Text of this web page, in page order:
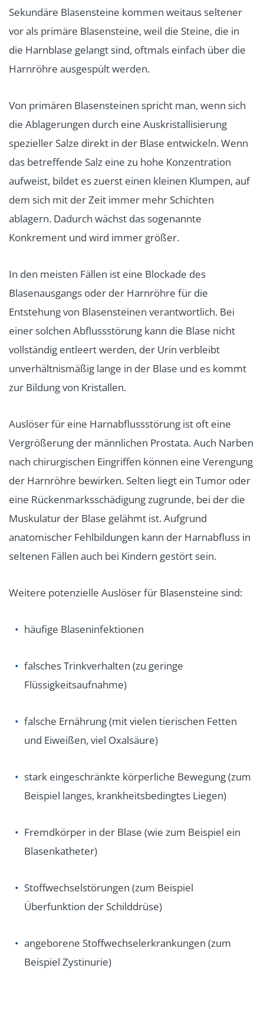
Sekundäre Blasensteine kommen weitaus seltener
vor als primäre Blasensteine, weil die Steine, die in
die Harnblase gelangt sind, oftmals einfach über die
Harnröhre ausgespült werden.
Von primären Blasensteinen spricht man, wenn sich
die Ablagerungen durch eine Auskristallisierung
spezieller Salze direkt in der Blase entwickeln. Wenn
das betreffende Salz eine zu hohe Konzentration
aufweist, bildet es zuerst einen kleinen Klumpen, auf
dem sich mit der Zeit immer mehr Schichten
ablagern. Dadurch wächst das sogenannte
Konkrement und wird immer größer.
In den meisten Fällen ist eine Blockade des
Blasenausgangs oder der Harnröhre für die
Entstehung von Blasensteinen verantwortlich. Bei
einer solchen Abflussstörung kann die Blase nicht
vollständig entleert werden, der Urin verbleibt
unverhältnismäßig lange in der Blase und es kommt
zur Bildung von Kristallen.
Auslöser für eine Harnabflussstörung ist oft eine
Vergrößerung der männlichen Prostata. Auch Narben
nach chirurgischen Eingriffen können eine Verengung
der Harnröhre bewirken. Selten liegt ein Tumor oder
eine Rückenmarksschädigung zugrunde, bei der die
Muskulatur der Blase gelähmt ist. Aufgrund
anatomischer Fehlbildungen kann der Harnabfluss in
seltenen Fällen auch bei Kindern gestört sein.
Weitere potenzielle Auslöser für Blasensteine sind:
häufige Blaseninfektionen
falsches Trinkverhalten (zu geringe
Flüssigkeitsaufnahme)
falsche Ernährung (mit vielen tierischen Fetten
und Eiweißen, viel Oxalsäure)
stark eingeschränkte körperliche Bewegung (zum
Beispiel langes, krankheitsbedingtes Liegen)
Fremdkörper in der Blase (wie zum Beispiel ein
Blasenkatheter)
Stoffwechselstörungen (zum Beispiel
Überfunktion der Schilddrüse)
angeborene Stoffwechselerkrankungen (zum
Beispiel Zystinurie)